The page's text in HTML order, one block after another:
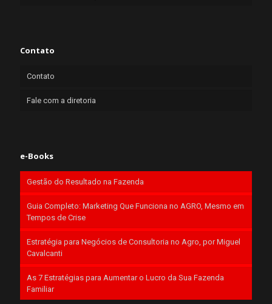
Contato
Contato
Fale com a diretoria
e-Books
Gestão do Resultado na Fazenda
Guia Completo: Marketing Que Funciona no AGRO, Mesmo em
Tempos de Crise
Estratégia para Negócios de Consultoria no Agro, por Miguel
Cavalcanti
As 7 Estratégias para Aumentar o Lucro da Sua Fazenda
Familiar